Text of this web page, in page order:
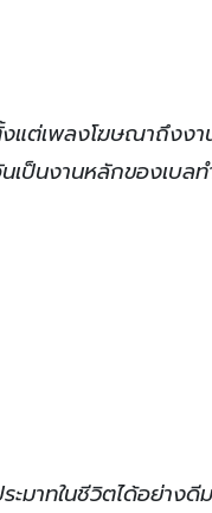
แต่เพลงโฆษณาถึงงา
ป็นงานหลักของเบลท
มาทในชีวิตได้อย่างดี